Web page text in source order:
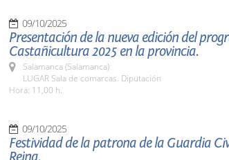
09/10/2025
Presentación de la nueva edición del
Castañicultura 2025 en la provincia.
Salamanca (Salamanca)
LUGAR Sala de comarcas. Diputación
Hora: 11,00 h.
09/10/2025
Festividad de la patrona de la Guardia